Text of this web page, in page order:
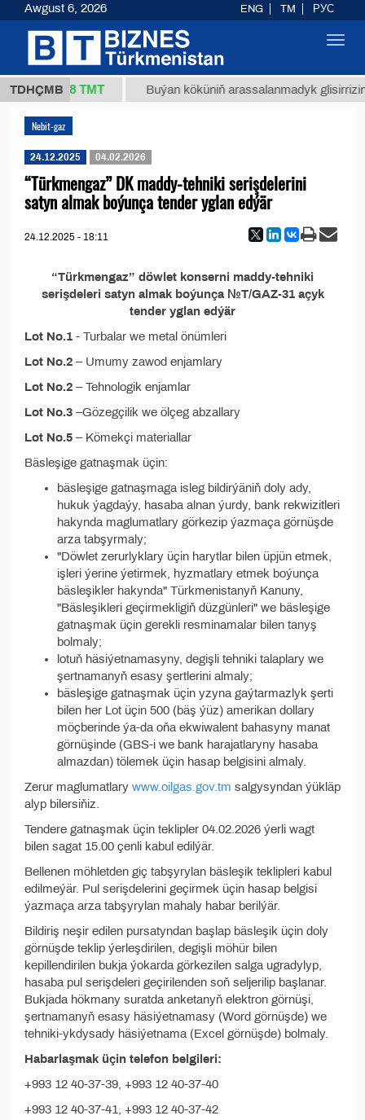
TDHÇMB
(kg.) 37,8 ТМТ Buýan köküniň arassalanmadyk glisirrizin
Nebit-gaz
24.12.2025 04.02.2026
“Türkmengaz” DK maddy-tehniki serişdelerini
satyn almak boýunça tender yglan edýär
24.12.2025 - 18:11
“Türkmengaz” döwlet konserni maddy-tehniki
serişdeleri satyn almak boýunça №T/GAZ-31 açyk
tender yglan edýär
Lot No.1 - Turbalar we metal önümleri
Lot No.2 – Umumy zawod enjamlary
Lot No.2 – Tehnologik enjamlar
Lot No.3 –Gözegçilik we ölçeg abzallary
Lot No.5 – Kömekçi materiallar
Bäsleşige gatnaşmak üçin:
bäsleşige gatnaşmaga isleg bildirýäniň doly ady,
hukuk ýagdaýy, hasaba alnan ýurdy, bank rekwizitleri
hakynda maglumatlary görkezip ýazmaça görnüşde
arza tabşyrmaly;
"Döwlet zerurlyklary üçin harytlar bilen üpjün etmek,
işleri ýerine ýetirmek, hyzmatlary etmek boýunça
bäsleşikler hakynda" Türkmenistanyň Kanuny,
"Bäsleşikleri geçirmekligiň düzgünleri" we bäsleşige
gatnaşmak üçin gerekli resminamalar bilen tanyş
bolmaly;
lotuň häsiýetnamasyny, degişli tehniki talaplary we
şertnamanyň esasy şertlerini almaly;
bäsleşige gatnaşmak üçin yzyna gaýtarmazlyk şerti
bilen her Lot üçin 500 (bäş ýüz) amerikan dollary
möçberinde ýa-da oňa ekwiwalent bahasyny manat
görnüşinde (GBS-i we bank harajatlaryny hasaba
almazdan) tölemek üçin hasap belgisini almaly.
Zerur maglumatlary www.oilgas.gov.tm salgysyndan ýükläp
alyp bilersiňiz.
Tendere gatnaşmak üçin teklipler 04.02.2026 ýerli wagt
bilen sagat 15.00 çenli kabul edilýär.
Bellenen möhletden giç tabşyrylan bäsleşik teklipleri kabul
edilmeýär. Pul serişdelerini geçirmek üçin hasap belgisi
ýazmaça arza tabşyrylan mahaly habar berilýär.
Bildiriş neşir edilen pursatyndan başlap bäsleşik üçin doly
görnüşde teklip ýerleşdirilen, degişli möhür bilen
kepillendirilen bukja ýokarda görkezilen salga ugradylyp,
hasaba pul serişdeleri geçirilenden soň seljerilip başlanar.
Bukjada hökmany suratda anketanyň elektron görnüşi,
şertnamanyň esasy häsiýetnamasy (Word görnüşde) we
tehniki-ykdysady häsiýetnama (Excel görnüşde) bolmaly.
Habarlaşmak üçin telefon belgileri:
+993 12 40-37-39, +993 12 40-37-40
+993 12 40-37-41, +993 12 40-37-42
Awgust 6, 2026 ENG TM РУС